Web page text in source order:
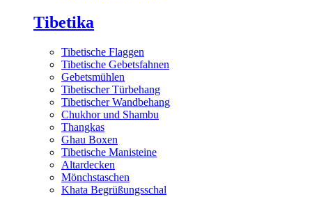
Tibetika
Tibetische Flaggen
Tibetische Gebetsfahnen
Gebetsmühlen
Tibetischer Türbehang
Tibetischer Wandbehang
Chukhor und Shambu
Thangkas
Ghau Boxen
Tibetische Manisteine
Altardecken
Mönchstaschen
Khata Begrüßungsschal